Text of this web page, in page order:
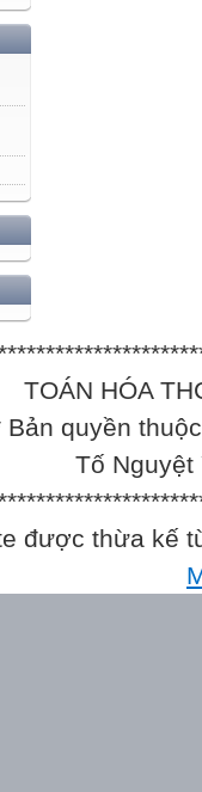
TOÁN HÓA
Bản quyền
Tố Nguyệt
được thừa kế